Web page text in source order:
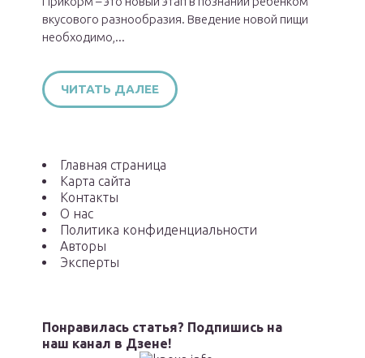
вкусового разнообразия. Введение новой пищи
необходимо,...
ЧИТАТЬ ДАЛЕЕ
Главная страница
Карта сайта
Контакты
О нас
Политика конфиденциальности
Авторы
Эксперты
Понравилась статья? Подпишись на
наш канал в Дзене!